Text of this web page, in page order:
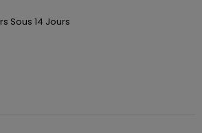
Sous 14 Jours